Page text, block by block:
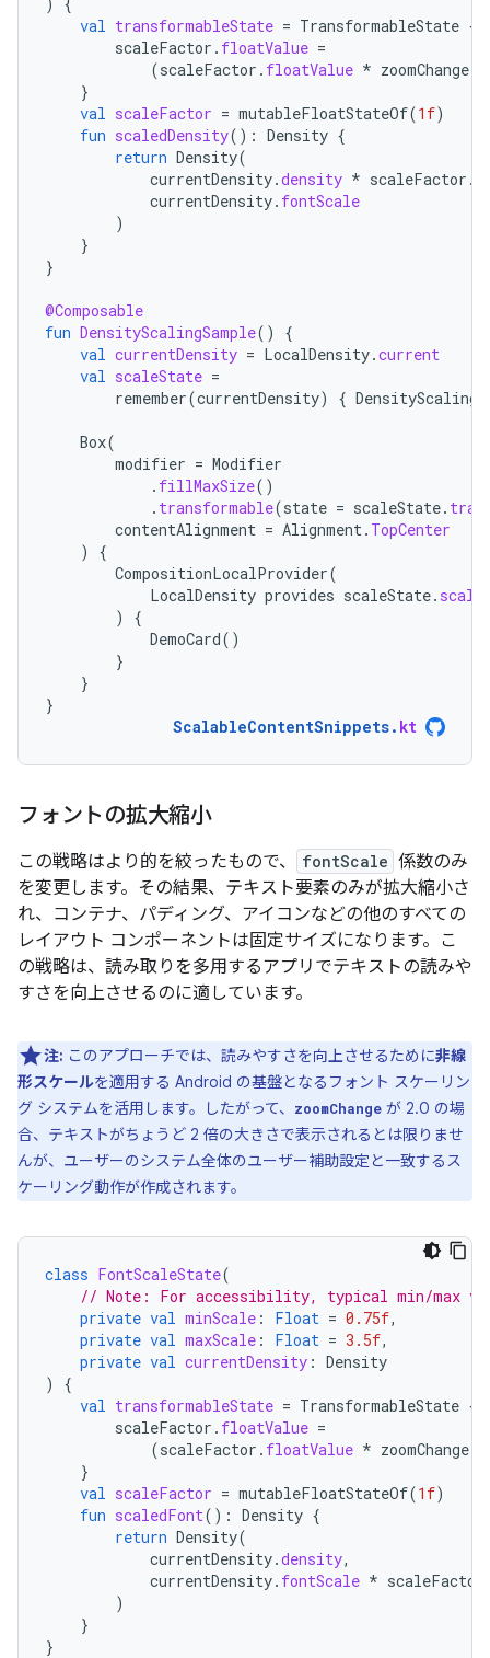
val transformableState = TransformableState {
scaleFactor . floatValue =
(scaleFactor . floatValue * zoomChange
}
val scaleFactor = mutableFloatStateOf(1f)
fun scaledDensity(): Density {
return Density(
currentDensity.density * scaleFactor .
currentDensity. fontScale
)
}
}
@Composable
fun DensityScalingSample()
{
val currentDensity = LocalDensity.current
val scaleState =
remember(currentDensity) {
Box(
modifier = Modifier
. fillMaxSize()
. transformable(state = scaleState.
contentAlignment = Alignment. TopCenter
)
{
CompositionLocalProvider(
LocalDensity provides scaleState.
)
{
DemoCard()
}
}
}
ScalableContentSnippets. kt
フォントの拡大縮小
この戦略はより的を絞ったもので、 fontScale 係数のみ
を変更します。その結果、テキスト要素のみが拡大縮小さ
れ、コンテナ、パディング、アイコンなどの他のすべての
レイアウト コンポーネントは固定サイズになります。こ
の戦略は、読み取りを多用するアプリでテキストの読みや
すさを向上させるのに適しています。
注: このアプローチでは、読みやすさを向上させるために非線
形スケールを適用する Android の基盤となるフォント スケーリン
グ システムを活用します。したがって、
zoomChange が 2.0 の場
合、テキストがちょうど 2 倍の大きさで表示されるとは限りませ
んが、ユーザーのシステム全体のユーザー補助設定と一致するス
ケーリング動作が作成されます。
class FontScaleState(
// Note: For accessibility, typical min/max
private val minScale : Float = 0.75f,
private val maxScale : Float = 3.5f,
private val currentDensity : Density
)
{
val transformableState = TransformableState {
scaleFactor . floatValue =
(scaleFactor . floatValue * zoomChange
}
val scaleFactor = mutableFloatStateOf(1f)
fun scaledFont(): Density {
return Density(
currentDensity.density,
currentDensity. fontScale * scaleFactor
)
}
}